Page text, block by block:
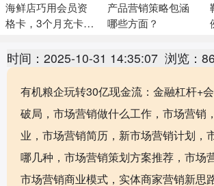
海鲜店巧用会员资
格卡，3个月充卡
产品营销策略包涵
哪些方面？
时间：2025-10-31 14:35:07 浏览：
有机粮企玩转30亿现金流：金融杠杆+
破局，市场营销做什么工作，市场营销
业，市场营销简历，新市场营销计划，
哪几种，市场营销策划方案推荐，市场
市场营销商业模式，实体商家营销新思